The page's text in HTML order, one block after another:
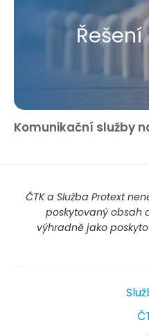
Komunikační služby
ČTK a Služba Protext
poskytovaný obsah
výhradně jako